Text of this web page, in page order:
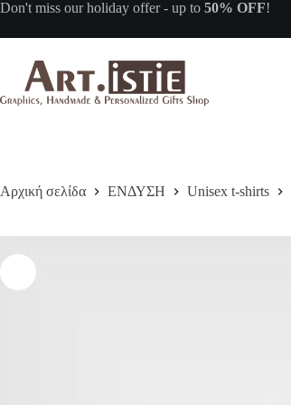
Μετάβαση
περιεχόμενο
Don't miss ourholiday offer- up to 50% OFF!
Αρχική σελίδα ΕΝΔΥΣΗ Unisex t-shirts